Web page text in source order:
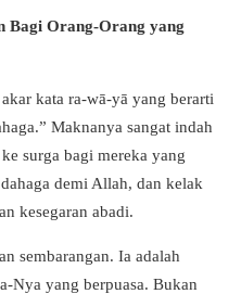
Bagi Orang-Orang yang
kata ra-wā-yā yang berarti
Maknanya sangat indah
surga bagi mereka yang
demi Allah, dan kelak
kesegaran abadi.
sembarangan. Ia adalah
Nya yang berpuasa. Bukan